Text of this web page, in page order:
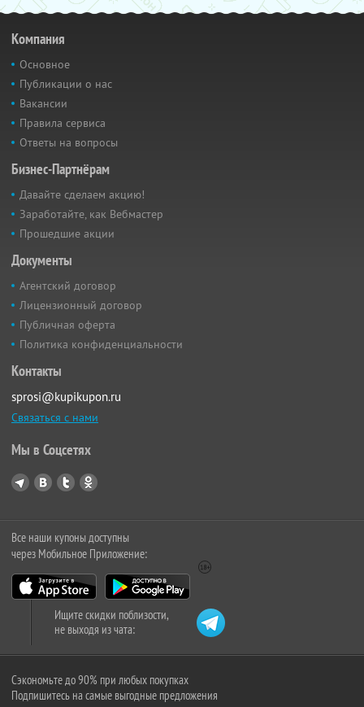
Компания
Основное
Публикации о нас
Вакансии
Правила сервиса
Ответы на вопросы
Бизнес-Партнёрам
Давайте сделаем акцию!
Заработайте, как Вебмастер
Прошедшие акции
Документы
Агентский договор
Лицензионный договор
Публичная оферта
Политика конфиденциальности
Контакты
sprosi@kupikupon.ru
Связаться с нами
Мы в Соцсетях
Все наши купоны доступны
через Мобильное Приложение:
Ищите скидки поблизости,
не выходя из чата:
Сэкономьте до 90% при любых покупках
Подпишитесь на самые выгодные предложения